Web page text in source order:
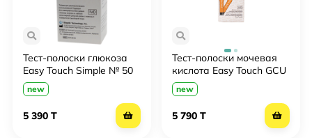
Тест-полоски глюкоза
Easy Touch Simple № 50
new
5 390 T
Тест-полоски мочевая
кислота Easy Touch GCU
№ 25
new
5 790 T